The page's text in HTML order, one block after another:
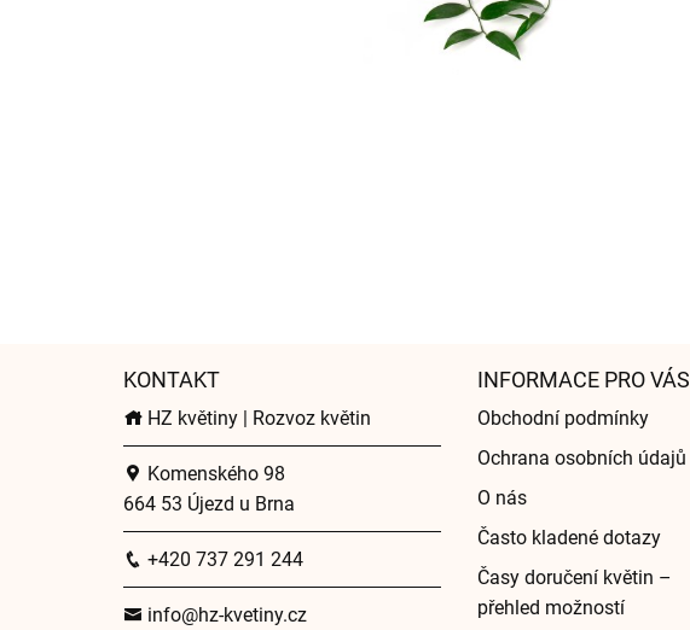
KONTAKT
HZ květiny | Rozvoz květin
Komenského 98
664 53 Újezd u Brna
+420 737 291 244
info@hz-kvetiny.cz
INFORMACE PRO VÁS
Obchodní podmínky
Ochrana osobních údajů
O nás
Často kladené dotazy
Časy doručení květin –
přehled možností